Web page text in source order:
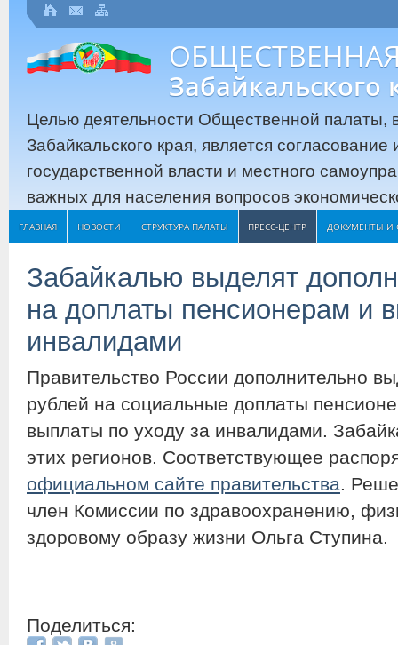
Забайкальского
Целью деятельности Общественной палаты,
Забайкальского края, является
государственной власти и местного
важных для населения вопросов
ГЛАВНАЯ НОВОСТИ СТРУКТУРА ПАЛАТЫ ПРЕСС-ЦЕНТР ДОКУМЕНТЫ И
Забайкалью выделят
на доплаты пенсионерам и
инвалидами
Правительство России дополнительно
рублей на социальные доплаты
выплаты по уходу за инвалидами.
этих регионов. Соответствующее
официальном сайте правительства.
член Комиссии по здравоохранению,
здоровому образу жизни Ольга Ступина.
Поделиться: